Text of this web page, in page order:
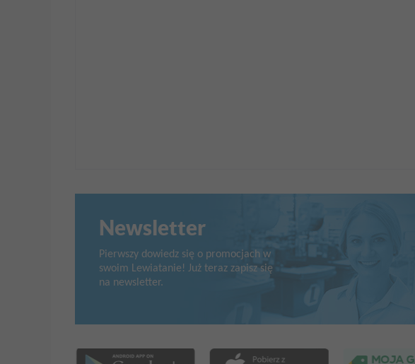
Newsletter
Pierwszy dowiedz się o promocjach w
swoim Lewiatanie! Już teraz zapisz się
na newsletter.